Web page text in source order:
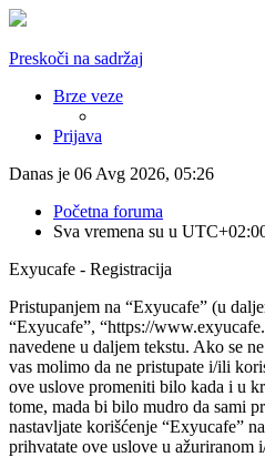
Preskoči na sadržaj
Brze veze
Prijava
Danas je 06 Avg 2026, 05:26
Početna foruma
Sva vremena su u
Exyucafe - Registracija
Pristupanjem na “Exyucafe” (u
“Exyucafe”, “https://
navedene u daljem tekstu. Ako se
vas molimo da ne pristupate i/ili
ove uslove promeniti bilo kada i u
tome, mada bi bilo mudro da sami
nastavljate korišćenje “Exyucafe”
prihvatate ove uslove u